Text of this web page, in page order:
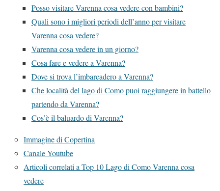
Posso visitare Varenna cosa vedere con bambini?
Quali sono i migliori periodi dell’anno per visitare
Varenna cosa vedere?
Varenna cosa vedere in un giorno?
Cosa fare e vedere a Varenna?
Dove si trova l’imbarcadero a Varenna?
Che località del lago di Como puoi raggiungere in battello
partendo da Varenna?
Cos’è il baluardo di Varenna?
Immagine di Copertina
Canale Youtube
Articoli correlati a Top 10 Lago di Como Varenna cosa
vedere